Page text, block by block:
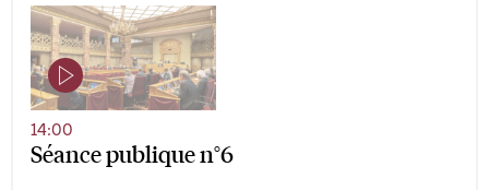
Séance publique n°6
14:00